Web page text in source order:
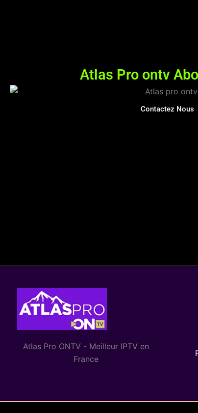
Atlas Pro ontv
Contactez Nous
Atlas Pro ONTV - Meilleur IPTV en
France